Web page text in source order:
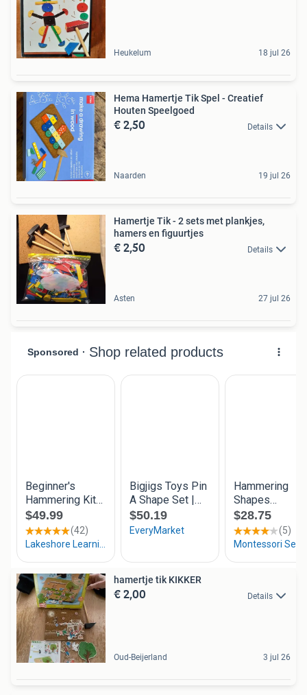
Heukelum 18 jul 26
Hema Hamertje Tik Spel - Creatief
Houten Speelgoed
€ 2,50 Details
Naarden 19 jul 26
Hamertje Tik - 2 sets met plankjes,
hamers en figuurtjes
€ 2,50 Details
Asten 27 jul 26
hamertje tik KIKKER
€ 2,00 Details
Oud-Beijerland 3 jul 26